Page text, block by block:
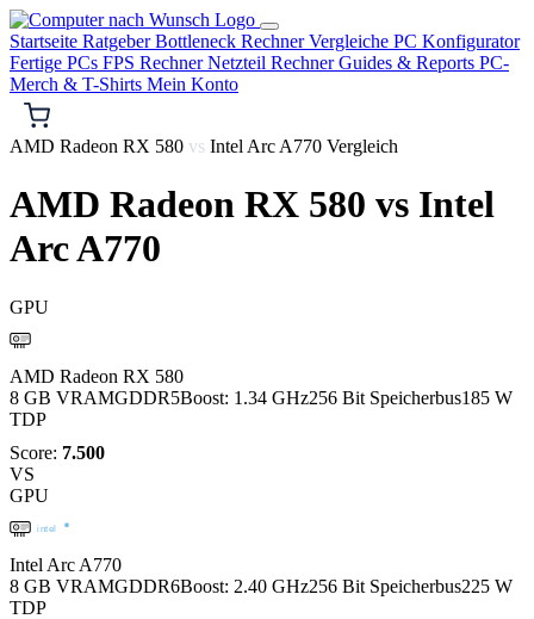
Startseite RatgeberBottleneck RechnerVergleiche PC Konfigurator
Fertige PCs FPS RechnerNetzteil RechnerGuides & Reports PC-
Merch & T-Shirts Mein Konto
AMD Radeon RX 580 vs Intel Arc A770 Vergleich
AMD Radeon RX 580 vs Intel
Arc A770
GPU
AMD Radeon RX 580
8 GB VRAMGDDR5Boost: 1.34 GHz256 Bit Speicherbus185 W
TDP
Score: 7.500
VS
GPU
intel
Intel Arc A770
8 GB VRAMGDDR6Boost: 2.40 GHz256 Bit Speicherbus225 W
TDP